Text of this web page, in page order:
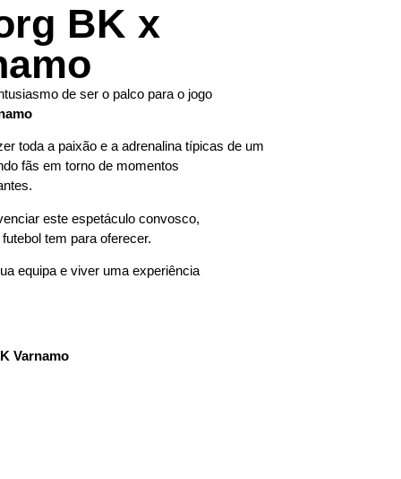
BK x
de ser o palco para o jogo
toda a paixão e a adrenalina típicas de um
fãs em torno de momentos
este espetáculo convosco,
tem para oferecer.
equipa e viver uma experiência
Varnamo